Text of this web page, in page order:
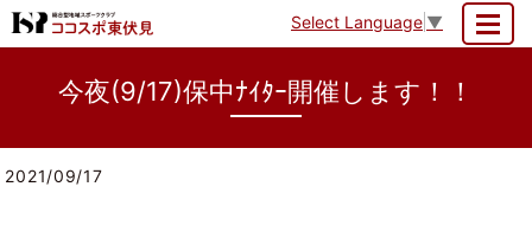
Select Language ▼
今夜(9/17)保中ﾅｲﾀｰ開催します！！
2021/09/17